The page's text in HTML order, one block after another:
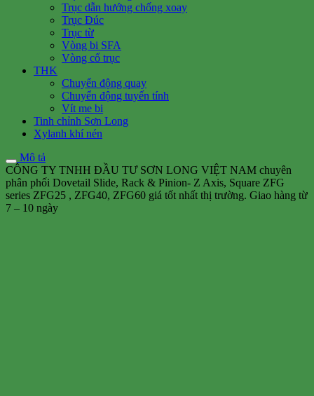
Trục dẫn hướng chống xoay
Trục Đúc
Trục từ
Vòng bi SFA
Vòng cổ trục
THK
Chuyển động quay
Chuyển động tuyến tính
Vít me bi
Tinh chỉnh Sơn Long
Xylanh khí nén
Mô tả
CÔNG TY TNHH ĐẦU TƯ SƠN LONG VIỆT NAM chuyên
phân phối Dovetail Slide, Rack & Pinion- Z Axis, Square ZFG
series ZFG25 , ZFG40, ZFG60 giá tốt nhất thị trường. Giao hàng từ
7 – 10 ngày